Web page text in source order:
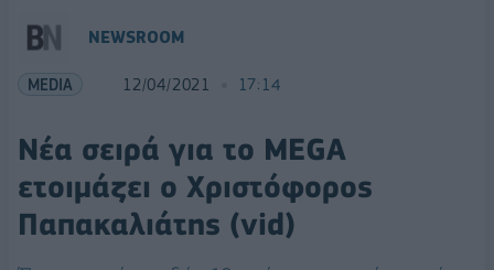
NEWSROOM
MEDIA 12/04/2021 17:14
Νέα σειρά για το MEGA
ετοιμάζει ο Χριστόφορος
Παπακαλιάτης (vid)